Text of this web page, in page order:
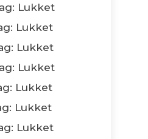
Lukket
Lukket
Lukket
Lukket
Lukket
Lukket
Lukket